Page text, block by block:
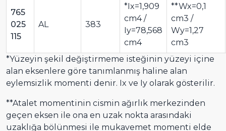
765
025
115
AL 383
*Ix=1,909
cm4 /
Iy=78,568
cm4
**Wx=0,1
cm3 /
Wy=1,27
cm3
*Yüzeyin şekil değiştirmeme isteğinin yüzeyi içine
alan eksenlere göre tanımlanmış haline alan
eylemsizlik momenti denir. Ix ve Iy olarak gösterilir.
**Atalet momentinin cismin ağırlık merkezinden
geçen eksen ile ona en uzak nokta arasındaki
uzaklığa bölünmesi ile mukavemet momenti elde